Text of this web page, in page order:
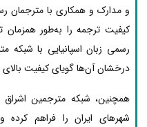
و مدارک و همکاری با مترجمان
کیفیت ترجمه را به‌طور همزمان
رسمی زبان اسپانیایی با شبکه
درخشان آن‌ها گویای کیفیت
همچنین، شبکه مترجمین اشراق
شهرهای ایران را فراهم کرده